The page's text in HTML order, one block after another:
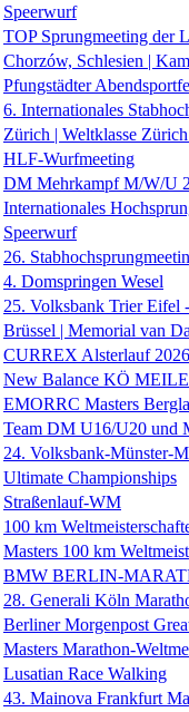
Speerwurf
TOP Sprungmeeting der
Chorzów, Schlesien |
Pfungstädter
6. Internationales
Zürich | Weltklasse
HLF-Wurfmeeting
DM Mehrkampf M/W/U
Internationales
Speerwurf
26.
4. Domspringen Wesel
25. Volksbank Trier Eifel
Brüssel | Memorial van
CURREX Alsterlauf 2026
New Balance KÖ
EMORRC Masters
Team DM U16/U20 und
24. Volksbank-Münster-
Ultimate Championships
Straßenlauf-WM
100 km
Masters 100 km
BMW BERLIN-
28. Generali Köln
Berliner Morgenpost
Masters Marathon-
Lusatian Race Walking
43. Mainova Frankfurt